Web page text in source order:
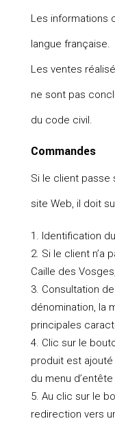
Les informations
langue française.
Les ventes
ne sont pas
du code civil.
Commandes
Si le client passe
site Web, il doit
Identification
Si le client n’a
Caille des
Consultation
dénomination, la
principales
Clic sur le
produit est ajouté
du menu
Au clic sur le
redirection vers